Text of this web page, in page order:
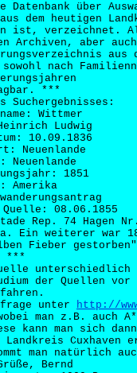
über
dem heutigen
ist, verzeichnet.
Archiven, aber
aus
nach
***
Suchergebnisses:
Wittmer
Ludwig
10.09.1836
Neuenlande
Neuenlande
1851
Amerika
08.06.1855
Rep. 74 Hagen
Ein weiterer war
Fieber gestorben"
***
unterschiedlich
der Quellen
unter http://
man z.B. auch
kann man sich
Landkreis
man natürlich
Bernd